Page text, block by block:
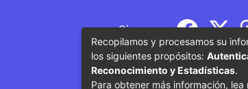
Síguenos
Recopilamos y procesamos su
los siguientes propósitos:
Reconocimiento y Estadísticas.
Para obtener más información, lea